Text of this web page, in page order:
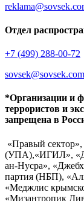
Отдел
+7 (499) 288-00-72
sovsek@sovsek.com
*Организации и
террористов и
запрещена в
«Правый сектор»,
(УПА),«ИГИЛ»,
ан-Нусра»,
партия (НБП),
«Меджлис
«Мизантропик